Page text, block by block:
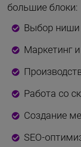
большие блоки:
Выбор ниши
Маркетинг
Работа со
Создание
SEO-